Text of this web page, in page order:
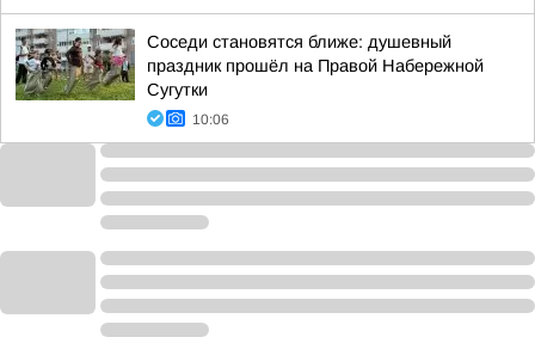
Соседи становятся ближе: душевный
праздник прошёл на Правой Набережной
Сугутки
10:06